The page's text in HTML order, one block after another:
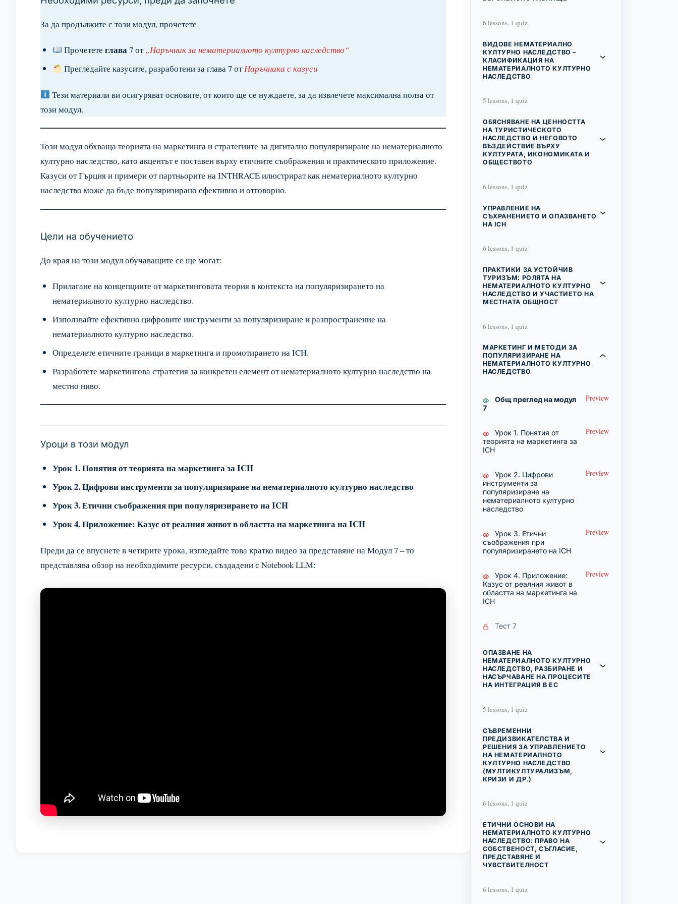
За да продължите с този модул, прочетете
Прочететеглава7 от„Наръчник за нематериалното културно наследство“
Прегледайте казусите, разработени за глава 7 отНаръчника с казуси
Тези материали ви осигуряват основите, от които ще се нуждаете, за да извлечете максимална полза от
този модул.
Този модул обхваща теорията на маркетинга и стратегиите за дигитално популяризиране на нематериалното
културно наследство, като акцентът е поставен върху етичните съображения и практическото приложение.
Казуси от Гърция и примери от партньорите на INTHRACE илюстрират как нематериалното културно
наследство може да бъде популяризирано ефективно и отговорно.
Цели на обучението
До края на този модул обучаващите се ще могат:
Прилагане на концепциите от маркетинговата теория в контекста на популяризирането на
нематериалното културно наследство.
Използвайте ефективно цифровите инструменти за популяризиране и разпространение на
нематериалното културно наследство.
Определете етичните граници в маркетинга и промотирането на ICH.
Разработете маркетингова стратегия за конкретен елемент от нематериалното културно наследство на
местно ниво.
Уроци в този модул
Урок 1. Понятия от теорията на маркетинга за ICH
Урок 2. Цифрови инструменти за популяризиране на нематериалното културно наследство
Урок 3. Етични съображения при популяризирането на ICH
Урок 4. Приложение: Казус от реалния живот в областта на маркетинга на ICH
Преди да се впуснете в четирите урока, изгледайте това кратко видео за представяне на Модул 7 – то
представлява обзор на необходимите ресурси, създадени с Notebook LLM:
6 lessons, 1 quiz
ВИДОВЕ НЕМАТЕРИАЛНО
КУЛТУРНО НАСЛЕДСТВО –
КЛАСИФИКАЦИЯ НА
НЕМАТЕРИАЛНОТО КУЛТУРНО
НАСЛЕДСТВО
5 lessons, 1 quiz
ОБЯСНЯВАНЕ НА ЦЕННОСТТА
НА ТУРИСТИЧЕСКОТО
НАСЛЕДСТВО И НЕГОВОТО
ВЪЗДЕЙСТВИЕ ВЪРХУ
КУЛТУРАТА, ИКОНОМИКАТА И
ОБЩЕСТВОТО
6 lessons, 1 quiz
УПРАВЛЕНИЕ НА
СЪХРАНЕНИЕТО И ОПАЗВАНЕТО
НА ICH
6 lessons, 1 quiz
ПРАКТИКИ ЗА УСТОЙЧИВ
ТУРИЗЪМ: РОЛЯТА НА
НЕМАТЕРИАЛНОТО КУЛТУРНО
НАСЛЕДСТВО И УЧАСТИЕТО НА
МЕСТНАТА ОБЩНОСТ
6 lessons, 1 quiz
МАРКЕТИНГ И МЕТОДИ ЗА
ПОПУЛЯРИЗИРАНЕ НА
НЕМАТЕРИАЛНОТО КУЛТУРНО
НАСЛЕДСТВО
Общ преглед на модул
7
Preview
Урок 1. Понятия от
теорията на маркетинга за
ICH
Preview
Урок 2. Цифрови
инструменти за
популяризиране на
нематериалното културно
наследство
Preview
Урок 3. Етични
съображения при
популяризирането на ICH
Preview
Урок 4. Приложение:
Казус от реалния живот в
областта на маркетинга на
ICH
Preview
Тест 7
ОПАЗВАНЕ НА
НЕМАТЕРИАЛНОТО КУЛТУРНО
НАСЛЕДСТВО, РАЗБИРАНЕ И
НАСЪРЧАВАНЕ НА ПРОЦЕСИТЕ
НА ИНТЕГРАЦИЯ В ЕС
5 lessons, 1 quiz
СЪВРЕМЕННИ
ПРЕДИЗВИКАТЕЛСТВА И
РЕШЕНИЯ ЗА УПРАВЛЕНИЕТО
НА НЕМАТЕРИАЛНОТО
КУЛТУРНО НАСЛЕДСТВО
(МУЛТИКУЛТУРАЛИЗЪМ,
КРИЗИ И ДР.)
6 lessons, 1 quiz
ЕТИЧНИ ОСНОВИ НА
НЕМАТЕРИАЛНОТО КУЛТУРНО
НАСЛЕДСТВО: ПРАВО НА
СОБСТВЕНОСТ, СЪГЛАСИЕ,
ПРЕДСТАВЯНЕ И
ЧУВСТВИТЕЛНОСТ
6 lessons, 1 quiz